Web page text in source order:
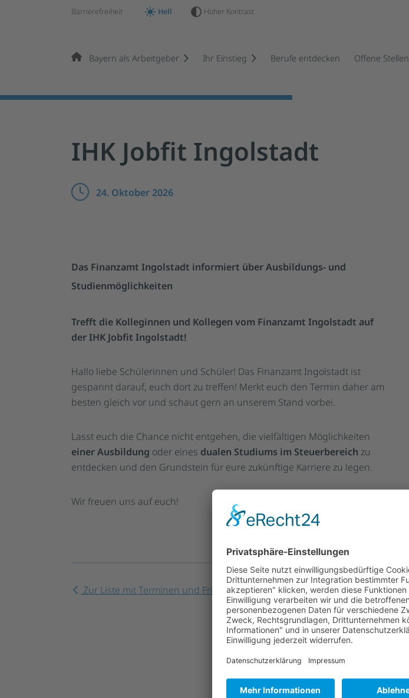
Barrierefreiheit Hell Hoher Kontrast
Bayern als Arbeitgeber Ihr Einstieg Berufe entdecken Offene Stellen
IHK Jobfit Ingolstadt
24. Oktober 2026
Das Finanzamt Ingolstadt informiert über Ausbildungs- und
Studienmöglichkeiten
Trefft die Kolleginnen und Kollegen vom Finanzamt Ingolstadt auf
der IHK Jobfit Ingolstadt!
Hallo liebe Schülerinnen und Schüler! Das Finanzamt Ingolstadt ist
gespannt darauf, euch dort zu treffen! Merkt euch den Termin daher am
besten gleich vor und schaut gern an unserem Stand vorbei.
Lasst euch die Chance nicht entgehen, die vielfältigen Möglichkeiten
einer Ausbildung oder eines dualen Studiums im Steuerbereich zu
entdecken und den Grundstein für eure zukünftige Karriere zu legen.
Wir freuen uns auf euch!
Zur Liste mit Terminen und Fristen